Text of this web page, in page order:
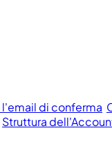
l'email di conferma
Struttura